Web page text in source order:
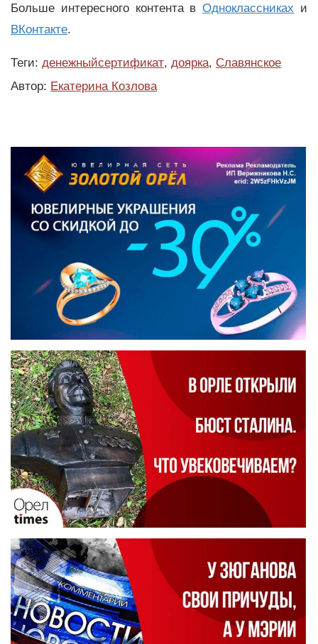
Больше интересного контента вОдноклассниках и
ВКонтакте.
Теги: денежныйсертификат, доярка, Славянское
Автор: Екатерина Козлова